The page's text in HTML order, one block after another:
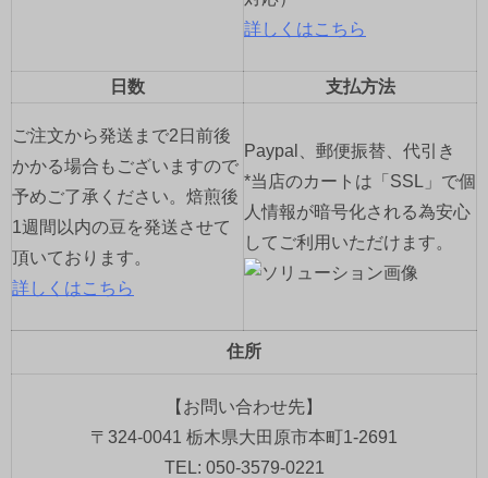
詳しくはこちら
日数 支払方法
ご注文から発送まで2日前後
かかる場合もございますので
予めご了承ください。焙煎後
1週間以内の豆を発送させて
頂いております。
詳しくはこちら
Paypal、郵便振替、代引き
*当店のカートは「SSL」で個
人情報が暗号化される為安心
してご利用いただけます。
住所
【お問い合わせ先】
〒324-0041 栃木県大田原市本町1-2691
TEL: 050-3579-0221